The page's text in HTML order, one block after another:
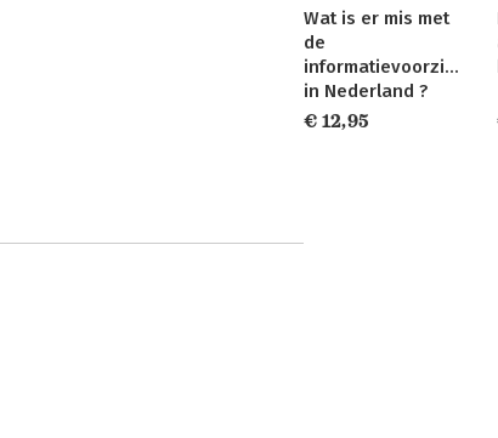
Wat is er mis met
de
informatievoorziening
in Nederland ?
€ 12,95